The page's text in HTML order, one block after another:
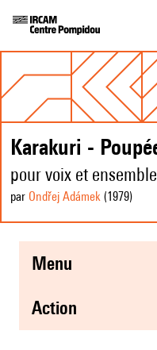
Karakuri -
pour voix et ensemble
par Ondřej Adámek (1979)
menu
action